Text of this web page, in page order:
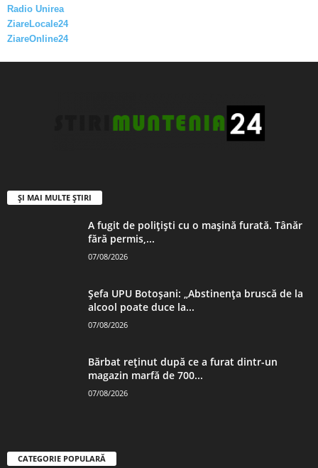
Radio Unirea
ZiareLocale24
ZiareOnline24
ȘI MAI MULTE ȘTIRI
A fugit de polițiști cu o mașină furată. Tânăr
fără permis,...
07/08/2026
Șefa UPU Botoșani: „Abstinența bruscă de la
alcool poate duce la...
07/08/2026
Bărbat reținut după ce a furat dintr-un
magazin marfă de 700...
07/08/2026
CATEGORIE POPULARĂ